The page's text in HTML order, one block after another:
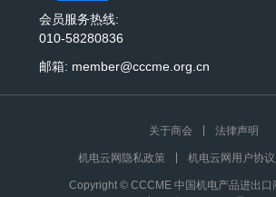
会员服务热线:
010-58280836
邮箱: member@cccme.org.cn
关于商会 法律声明
机电云网隐私政策 机电云网用户协
Copyright © CCCME 中国机电产品进出口